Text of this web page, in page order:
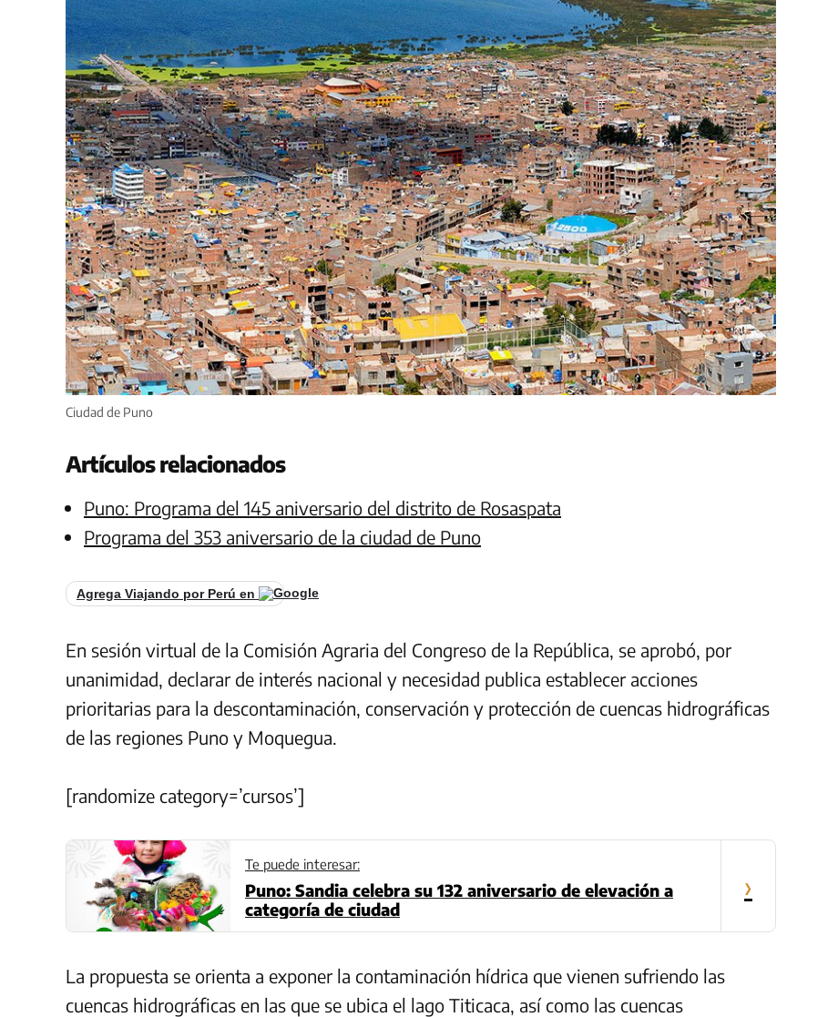
Ciudad de Puno
Artículos relacionados
Puno: Programa del 145 aniversario del distrito de Rosaspata
Programa del 353 aniversario de la ciudad de Puno
Agrega Viajando por Perú en
En sesión virtual de la Comisión Agraria del Congreso de la República, se aprobó, por
unanimidad, declarar de interés nacional y necesidad publica establecer acciones
prioritarias para la descontaminación, conservación y protección de cuencas hidrográficas
de las regiones Puno y Moquegua.
[randomize category=’cursos’]
Te puede interesar:
Puno: Sandia celebra su 132 aniversario de elevación a
categoría de ciudad
›
La propuesta se orienta a exponer la contaminación hídrica que vienen sufriendo las
cuencas hidrográficas en las que se ubica el lago Titicaca, así como las cuencas